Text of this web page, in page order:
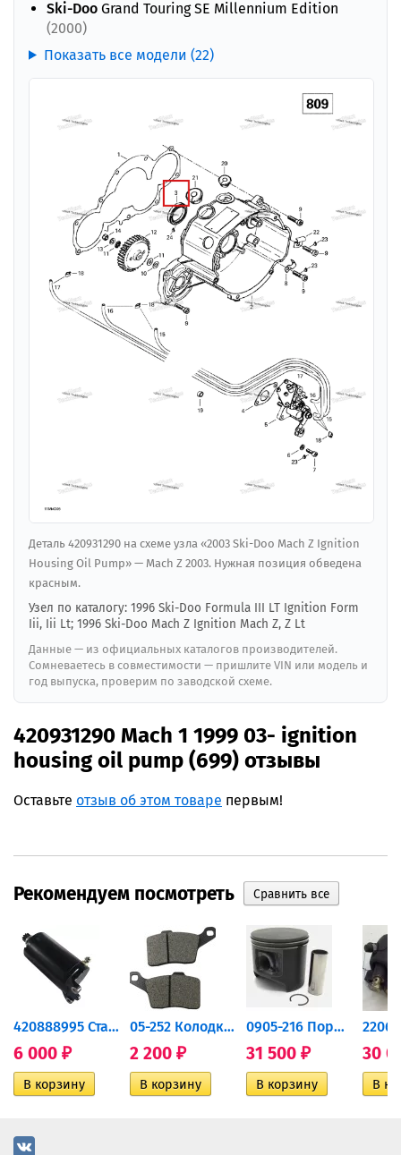
Ski-Doo Grand Touring SE Millennium Edition
(2000)
Показать все модели (22)
Деталь 420931290 на схеме узла «2003 Ski-Doo Mach Z Ignition
Housing Oil Pump» — Mach Z 2003. Нужная позиция обведена
красным.
Узел по каталогу: 1996 Ski-Doo Formula III LT Ignition Form
Iii, Iii Lt; 1996 Ski-Doo Mach Z Ignition Mach Z, Z Lt
Данные — из официальных каталогов производителей.
Сомневаетесь в совместимости — пришлите VIN или модель и
год выпуска, проверим по заводской схеме.
420931290 Mach 1 1999 03- ignition
housing oil pump (699) отзывы
Оставьте отзыв об этом товаре первым!
Рекомендуем посмотреть
420888995 Стартер для...
6 000 ₽
05-252 Колодки тормозные...
2 200 ₽
0905-216 Поршень Arctic Cat...
31 500 ₽ 30